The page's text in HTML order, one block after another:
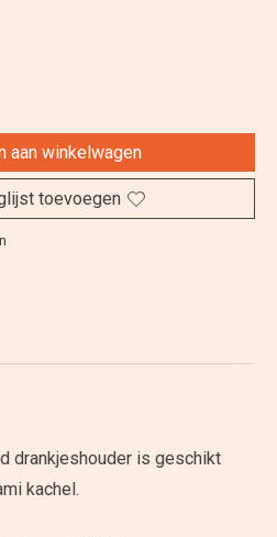
aan winkelwagen
toevoegen
drankjeshouder is geschikt
kachel.